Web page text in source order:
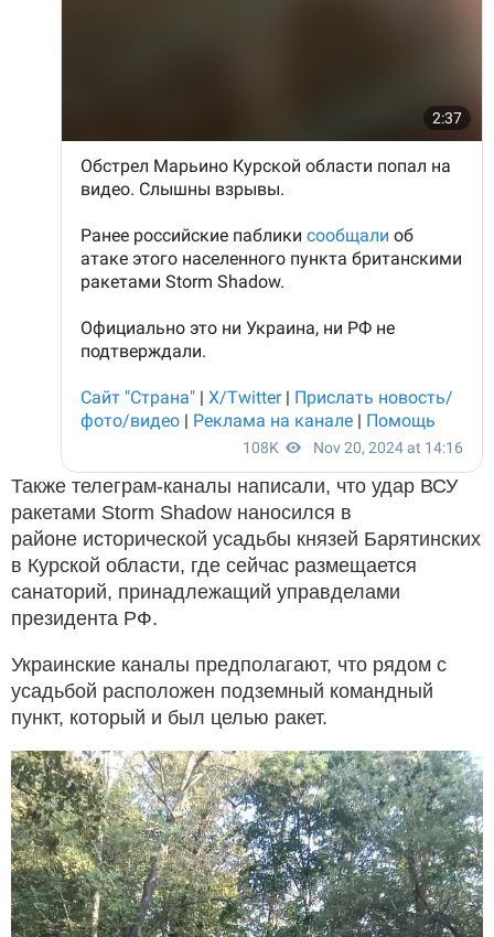
Также телеграм-каналы написали, что удар ВСУ
ракетами Storm Shadow наносился в
районе исторической усадьбы князей Барятинских
в Курской области, где сейчас размещается
санаторий, принадлежащий управделами
президента РФ.
Украинские каналы предполагают, что рядом с
усадьбой расположен подземный командный
пункт, который и был целью ракет.